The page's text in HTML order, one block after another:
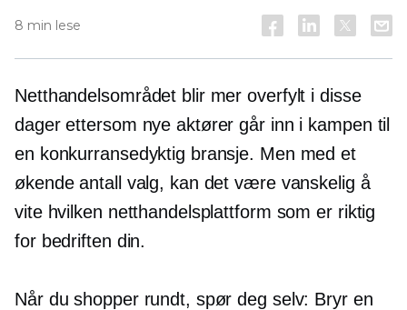
8 min lese
Netthandelsområdet blir mer overfylt i disse
dager ettersom nye aktører går inn i kampen til
en konkurransedyktig bransje. Men med et
økende antall valg, kan det være vanskelig å
vite hvilken netthandelsplattform som er riktig
for bedriften din.
Når du shopper rundt, spør deg selv: Bryr en